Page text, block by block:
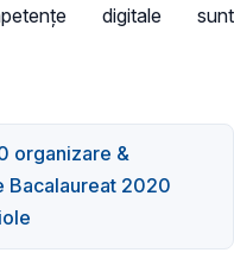
digitale sunt
organizare &
Bacalaureat 2020